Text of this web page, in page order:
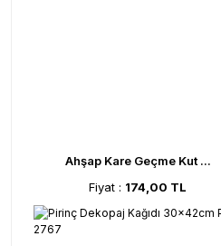
Ahşap Kare Geçme Kut ...
Fiyat : 174,00 TL